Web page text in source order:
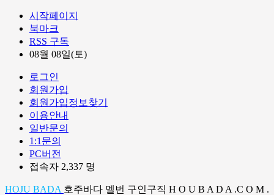
시작페이지
북마크
RSS 구독
08월 08일(토)
로그인
회원가입
회원가입정보찾기
이용안내
일반문의
1:1문의
PC버전
접속자 2,337 명
HOJU BADA 호주바다 멜번 구인구직 H O U B A D A .C O M .